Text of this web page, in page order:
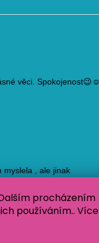
procházením
používáním.. Více